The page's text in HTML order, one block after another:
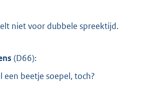
niet voor dubbele spreektijd.
(D66):
een beetje soepel, toch?